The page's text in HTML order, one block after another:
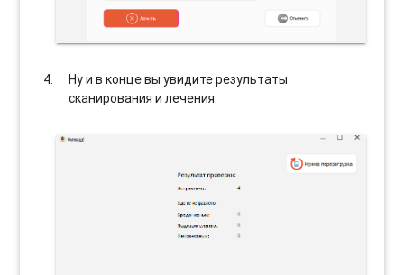
Ну и в конце вы увидите результаты
сканирования и лечения.